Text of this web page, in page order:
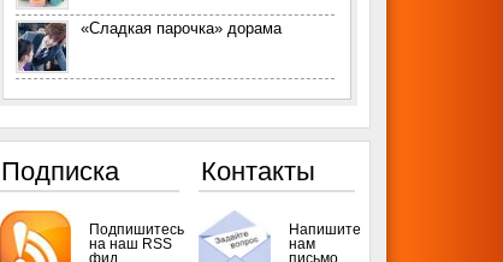
«Сладкая парочка» дорама
Подписка
Подпишитесь
на наш RSS
фид
Контакты
Напишите
нам
письмо